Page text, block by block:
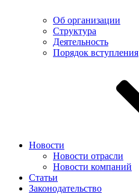
Об организации
Структура
Деятельность
Порядок вступления
Новости
Новости отрасли
Новости компаний
Статьи
Законодательство